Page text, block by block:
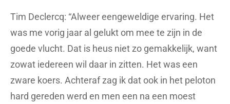
Tim Declercq: “Alweer eengeweldige ervaring. Het
was me vorig jaar al gelukt om mee te zijn in de
goede vlucht. Dat is heus niet zo gemakkelijk, want
zowat iedereen wil daar in zitten. Het was een
zware koers. Achteraf zag ik dat ook in het peloton
hard gereden werd en men een na een moest